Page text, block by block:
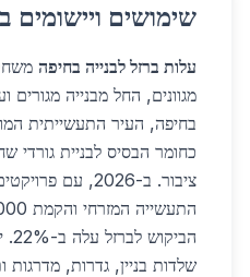
שימושים ויישומים
עלות ברזל לבנייה בחיפה
מגוונים, החל מבנייה מגורים
בחיפה, העיר התעשייתית
כחומר הבסיס לבניית גורדי
ציבור. ב-2026, עם
שלדות בניין, גדרות,